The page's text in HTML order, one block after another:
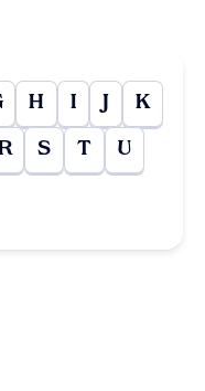
H I J K
S T U